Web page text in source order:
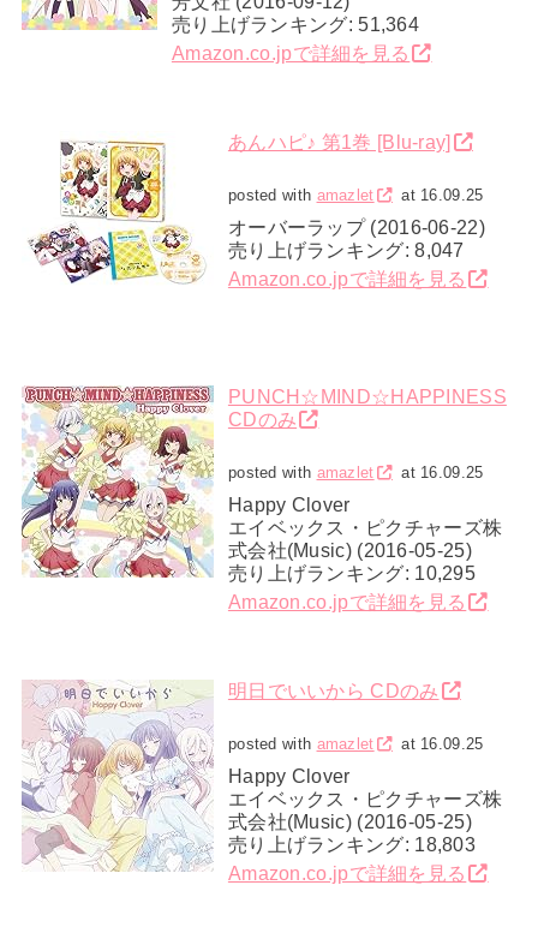
売り上げランキング: 51,364
Amazon.co.jpで詳細を見る
あんハピ♪ 第1巻 [Blu-ray]
posted with amazlet at 16.09.25
オーバーラップ (2016-06-22)
売り上げランキング: 8,047
Amazon.co.jpで詳細を見る
PUNCH☆MIND☆HAPPINESS
CDのみ
posted with amazlet at 16.09.25
Happy Clover
エイベックス・ピクチャーズ株
式会社(Music) (2016-05-25)
売り上げランキング: 10,295
Amazon.co.jpで詳細を見る
明日でいいから CDのみ
posted with amazlet at 16.09.25
Happy Clover
エイベックス・ピクチャーズ株
式会社(Music) (2016-05-25)
売り上げランキング: 18,803
Amazon.co.jpで詳細を見る